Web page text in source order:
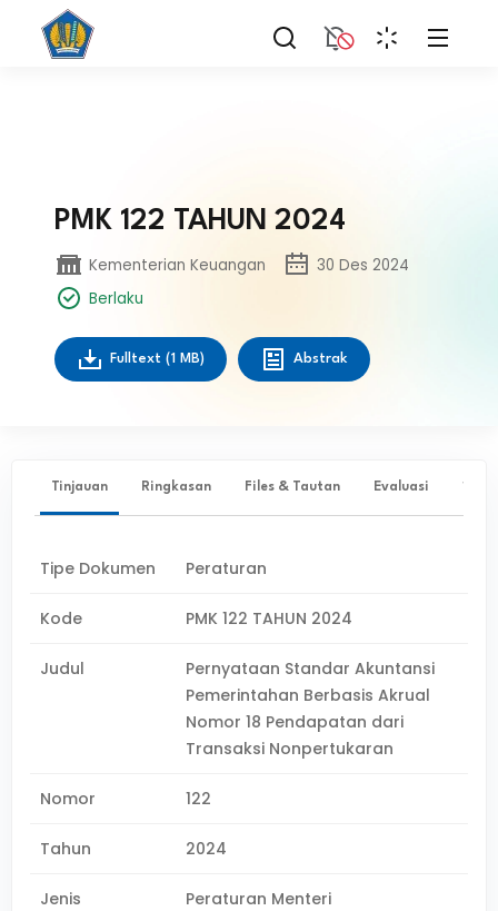
PMK 122 TAHUN 2024
Kementerian Keuangan
30 Des 2024
Berlaku
Fulltext (1 MB) Abstrak
Tinjauan Ringkasan Files & Tautan Evaluasi ✨
Tipe Dokumen Peraturan
Kode PMK 122 TAHUN 2024
Judul
Pernyataan Standar Akuntansi
Pemerintahan Berbasis Akrual
Nomor 18 Pendapatan dari
Transaksi Nonpertukaran
Nomor 122
Tahun 2024
Jenis
Peraturan Menteri